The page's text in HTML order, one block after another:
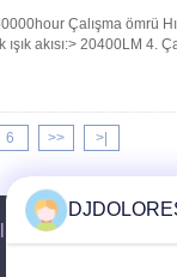
Çalışma ömrü
akısı:> 20400LM 4.
6 >> >|
isteği